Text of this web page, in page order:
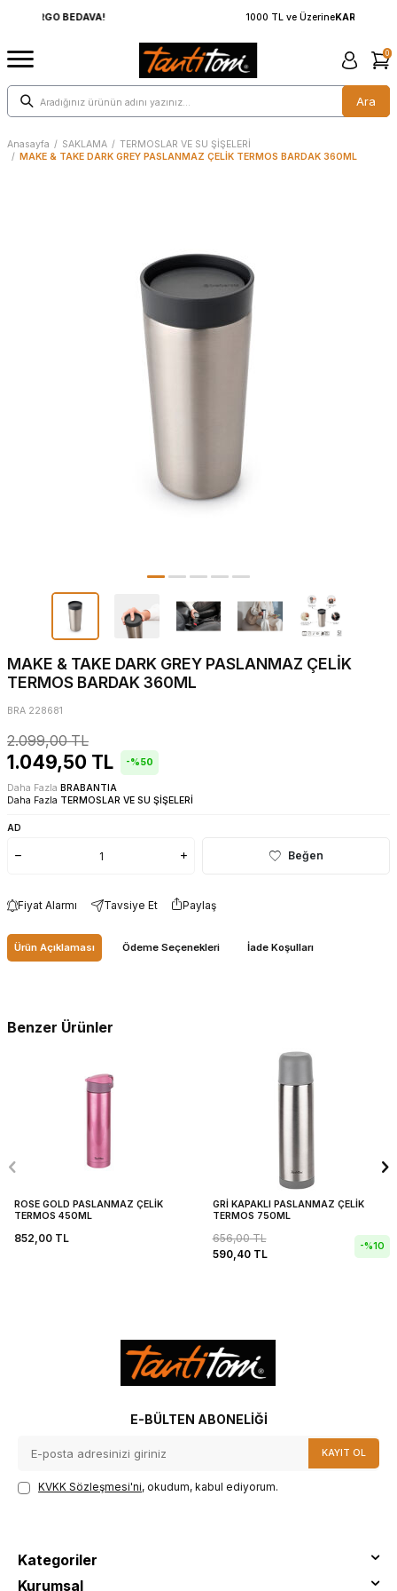
KARGO BEDAVA!
Ara
0
Anasayfa / SAKLAMA / TERMOSLAR VE SU ŞİŞELERİ
/ MAKE & TAKE DARK GREY PASLANMAZ ÇELİK TERMOS BARDAK 360ML
MAKE & TAKE DARK GREY PASLANMAZ ÇELİK
TERMOS BARDAK 360ML
BRA 228681
2.099,00TL
1.049,50 TL -%50
Daha Fazla BRABANTIA
Daha Fazla TERMOSLAR VE SU ŞİŞELERİ
AD
Beğen
Fiyat Alarmı Tavsiye Et Paylaş
Ürün Açıklaması Ödeme Seçenekleri İade Koşulları
Benzer Ürünler
ROSE GOLD PASLANMAZ ÇELİK
TERMOS 450ML
852,00 TL
GRİ KAPAKLI PASLANMAZ ÇELİK
TERMOS 750ML
656,00TL
590,40TL
-%10
E-BÜLTEN ABONELIĞI
KAYIT OL
KVKK Sözleşmesi'ni, okudum, kabul ediyorum.
Kategoriler
Kurumsal